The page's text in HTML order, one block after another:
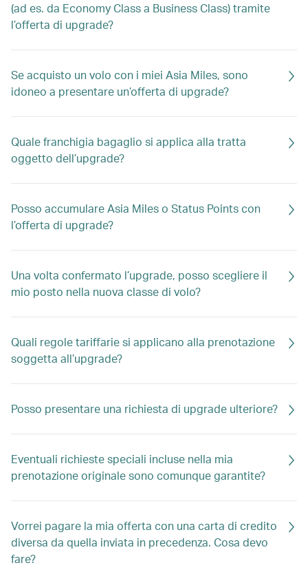
(ad es. da Economy Class a Business Class) tramite
l’offerta di upgrade?
Se acquisto un volo con i miei Asia Miles, sono
idoneo a presentare un’offerta di upgrade?
Quale franchigia bagaglio si applica alla tratta
oggetto dell’upgrade?
Posso accumulare Asia Miles o Status Points con
l’offerta di upgrade?
Una volta confermato l’upgrade, posso scegliere il
mio posto nella nuova classe di volo?
Quali regole tariffarie si applicano alla prenotazione
soggetta all’upgrade?
Posso presentare una richiesta di upgrade ulteriore?
Eventuali richieste speciali incluse nella mia
prenotazione originale sono comunque garantite?
Vorrei pagare la mia offerta con una carta di credito
diversa da quella inviata in precedenza. Cosa devo
fare?